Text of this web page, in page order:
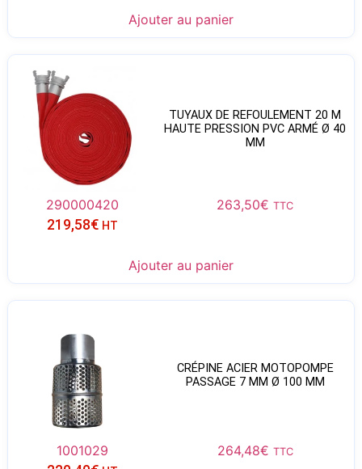
Ajouter au panier
TUYAUX DE REFOULEMENT 20 M
HAUTE PRESSION PVC ARMÉ Ø 40
MM
290000420 263,50€ TTC
219,58€ HT
Ajouter au panier
CRÉPINE ACIER MOTOPOMPE
PASSAGE 7 MM Ø 100 MM
1001029 264,48€ TTC